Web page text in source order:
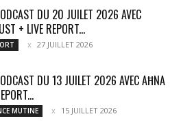
DU 20 JUILET 2026 AVEC
+ LIVE REPORT...
27 JUILLET 2026
DU 13 JUILET 2026 AVEC AĦNA
MUTINE 15 JUILLET 2026